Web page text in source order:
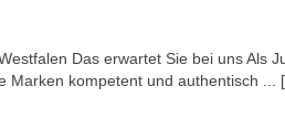
Das erwartet Sie bei uns Als
kompetent und authentisch ...
[